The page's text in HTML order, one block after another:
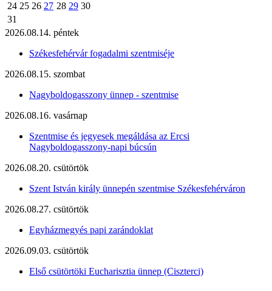
24 25 26 27 28 29 30
31
2026.08.14. péntek
Székesfehérvár fogadalmi szentmiséje
2026.08.15. szombat
Nagyboldogasszony ünnep - szentmise
2026.08.16. vasárnap
Szentmise és jegyesek megáldása az Ercsi
Nagyboldogasszony-napi búcsún
2026.08.20. csütörtök
Szent István király ünnepén szentmise Székesfehérváron
2026.08.27. csütörtök
Egyházmegyés papi zarándoklat
2026.09.03. csütörtök
Első csütörtöki Eucharisztia ünnep (Ciszterci)